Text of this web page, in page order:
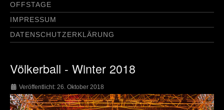
OFFSTAGE
IMPRESSUM
DATENSCHUTZERKLÄRUNG
Völkerball - Winter 2018
Veröffentlicht: 26. Oktober 2018